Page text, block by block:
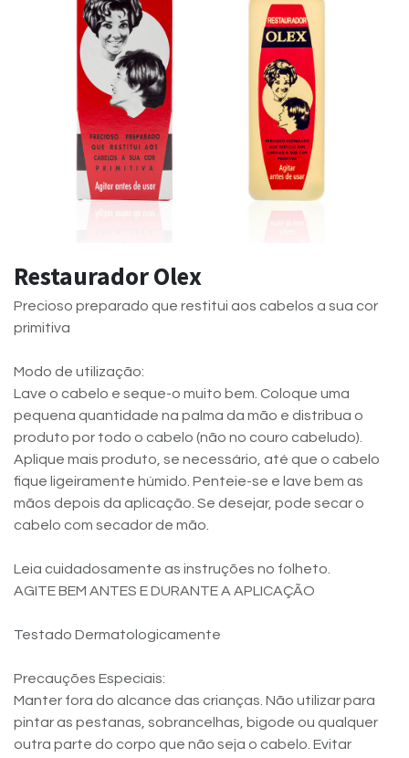
Restaurador Olex
Precioso preparado que restitui aos cabelos a sua cor
primitiva
Modo de utilização:
Lave o cabelo e seque-o muito bem. Coloque uma
pequena quantidade na palma da mão e distribua o
produto por todo o cabelo (não no couro cabeludo).
Aplique mais produto, se necessário, até que o cabelo
fique ligeiramente húmido. Penteie-se e lave bem as
mãos depois da aplicação. Se desejar, pode secar o
cabelo com secador de mão.
Leia cuidadosamente as instruções no folheto.
AGITE BEM ANTES E DURANTE A APLICAÇÃO
Testado Dermatologicamente
Precauções Especiais:
Manter fora do alcance das crianças. Não utilizar para
pintar as pestanas, sobrancelhas, bigode ou qualquer
outra parte do corpo que não seja o cabelo. Evitar